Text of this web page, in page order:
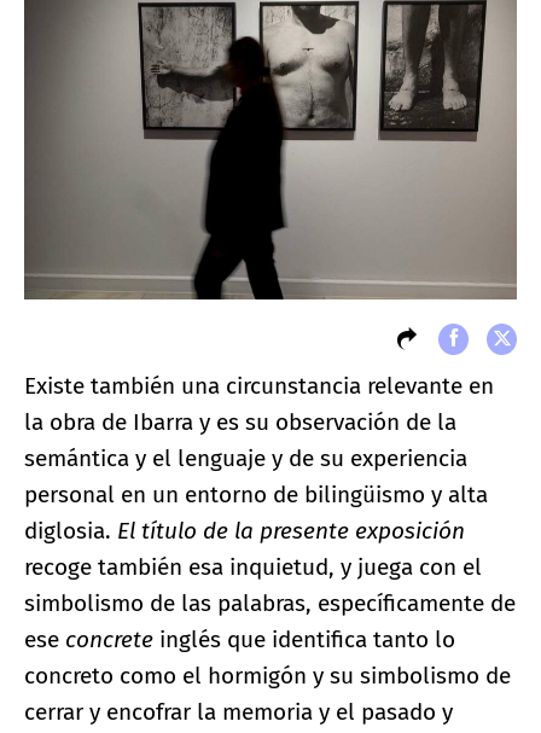
Existe también una circunstancia relevante en
la obra de Ibarra y es su observación de la
semántica y el lenguaje y de su experiencia
personal en un entorno de bilingüismo y alta
diglosia. El título de la presente exposición
recoge también esa inquietud, y juega con el
simbolismo de las palabras, específicamente de
ese concrete inglés que identifica tanto lo
concreto como el hormigón y su simbolismo de
cerrar y encofrar la memoria y el pasado y